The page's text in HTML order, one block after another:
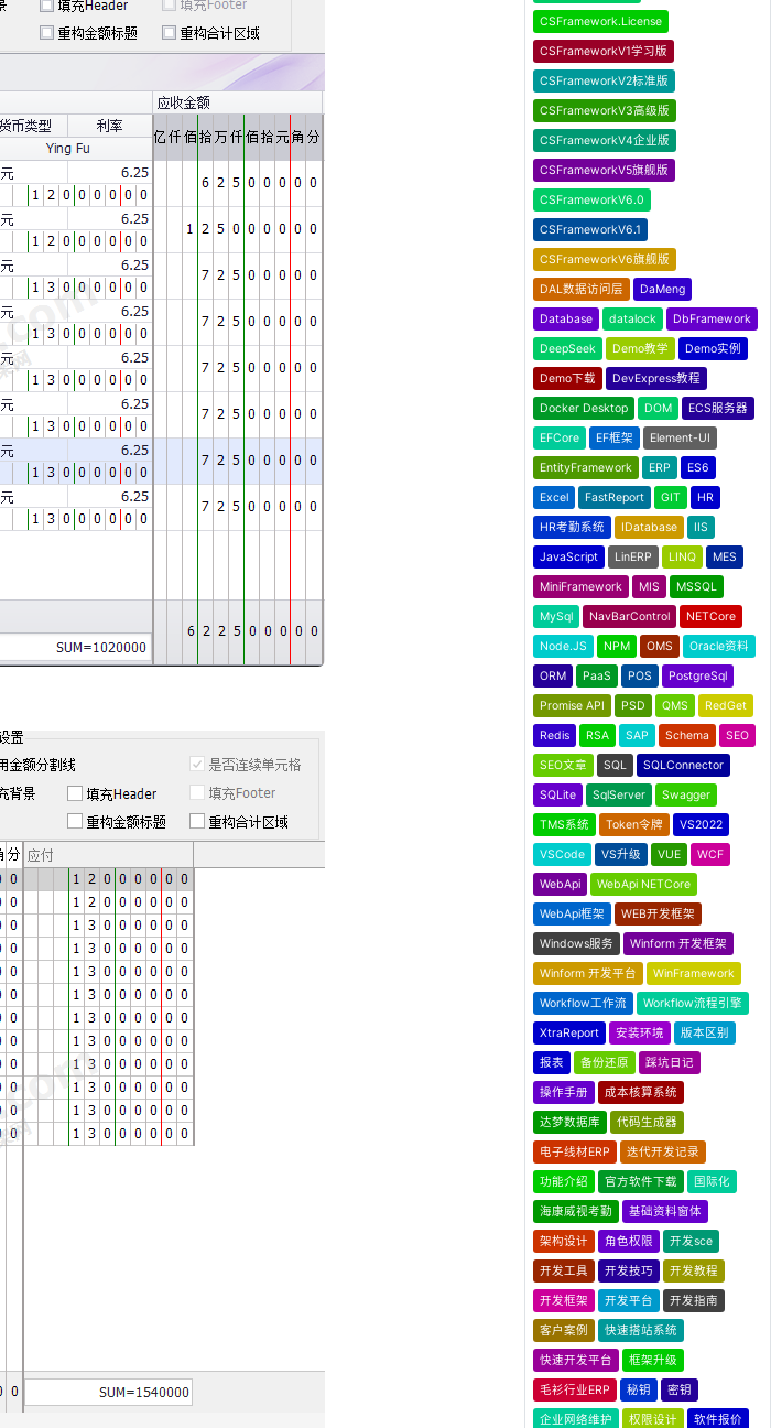
CSFramework.License
CSFrameworkV1学习版
CSFrameworkV2标准版
CSFrameworkV3高级版
CSFrameworkV4企业版
CSFrameworkV5旗舰版
CSFrameworkV6.0
CSFrameworkV6.1
CSFrameworkV6旗舰版
DAL数据访问层 DaMeng
Database datalock DbFramework
DeepSeek Demo教学 Demo实例
Demo下载 DevExpress教程
Docker Desktop DOM ECS服务器
EFCore EF框架 Element-UI
EntityFramework ERP ES6
Excel FastReport GIT HR
HR考勤系统 IDatabase IIS
JavaScript LinERP LINQ MES
MiniFramework MIS MSSQL
MySql NavBarControl NETCore
Node.JS NPM OMS Oracle资料
ORM PaaS POS PostgreSql
Promise API PSD QMS RedGet
Redis RSA SAP Schema SEO
SEO文章 SQL SQLConnector
SQLite SqlServer Swagger
TMS系统 Token令牌 VS2022
VSCode VS升级 VUE WCF
WebApi WebApi NETCore
WebApi框架 WEB开发框架
Windows服务 Winform 开发框架
Winform 开发平台 WinFramework
Workflow工作流 Workflow流程引擎
XtraReport 安装环境 版本区别
报表 备份还原 踩坑日记
操作手册 成本核算系统
达梦数据库 代码生成器
电子线材ERP 迭代开发记录
功能介绍 官方软件下载 国际化
海康威视考勤 基础资料窗体
架构设计 角色权限 开发sce
开发工具 开发技巧 开发教程
开发框架 开发平台 开发指南
客户案例 快速搭站系统
快速开发平台 框架升级
毛衫行业ERP 秘钥 密钥
企业网络维护 权限设计 软件报价